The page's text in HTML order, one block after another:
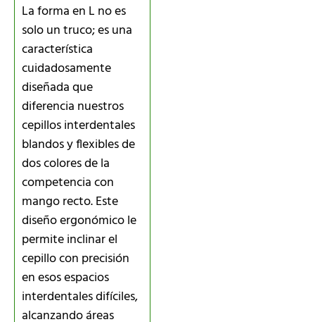
La forma en L no es
solo un truco; es una
característica
cuidadosamente
diseñada que
diferencia nuestros
cepillos interdentales
blandos y flexibles de
dos colores de la
competencia con
mango recto. Este
diseño ergonómico le
permite inclinar el
cepillo con precisión
en esos espacios
interdentales difíciles,
alcanzando áreas